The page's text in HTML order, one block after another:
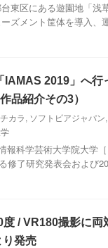
東区にある遊園地「浅
ズメント筐体を導入、
IAMAS 2019」へ行
品紹介その3）
カラ, ソフトピアジャパン,
報科学芸術大学院大学
修了研究発表会および
/ VR180撮影に
り発売